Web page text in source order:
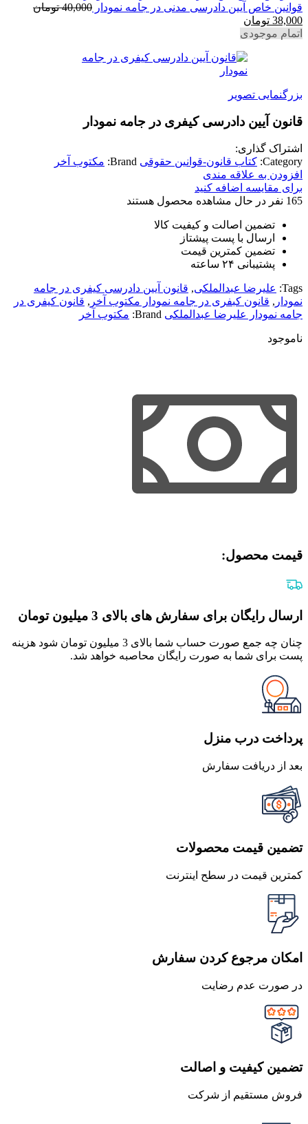
بود.
است.
قوانین خاص آیین دادرسی مدنی در جامه نمودار 40,000 تومان
قیمت
اصلی
38,000 تومان
فعلی
است.
اتمام موجودی
بزرگنمایی تصویر
قانون آیین دادرسی کیفری در جامه نمودار
اشتراک گذاری:
Category: کتاب قانون-قوانین حقوقی Brand: مکتوب آخر
افزودن به علاقه مندی
برای مقایسه اضافه کنید
165 نفر در حال مشاهده محصول هستند
تضمین اصالت و کیفیت کالا
ارسال با پست پیشتاز
تضمین کمترین قیمت
پشتیبانی ۲۴ ساعته
Tags: علیرضا عبدالملکی, قانون آیین دادرسی کیفری در جامه
نمودار , قانون کبفری در جامه نمودار مکتوب آخر , قانون کیفری در
جامه نمودار علیرضا عبدالملکی Brand: مکتوب آخر
ناموجود
قیمت محصول:​
ارسال رایگان برای سفارش های بالای 3 میلیون تومان
چنان چه جمع صورت حساب شما بالای 3 میلیون تومان شود هزینه
پست برای شما به صورت رایگان محاصبه خواهد شد.
پرداخت درب منزل
بعد از دریافت سفارش
تضمین قیمت محصولات
کمترین قیمت در سطح اینترنت
امکان مرجوع کردن سفارش
در صورت عدم رضایت
تضمین کیفیت و اصالت
فروش مستقیم از شرکت